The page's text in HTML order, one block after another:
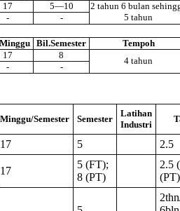
17 5—10
2 tahun 6 bulan
5 tahun
- -
Bil.Semester
Tempoh
17 8
4 tahun
- -
Minggu/Semester Semester
Latihan
Industri
17 5 2.5
17
5 (FT);
8 (PT)
2.5
(PT)